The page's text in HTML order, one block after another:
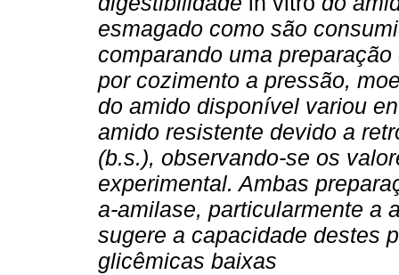
esmagado como são
comparando uma
por cozimento a pressão,
do amido disponível variou
amido resistente devido a
(b.s.), observando-se os
experimental. Ambas
a-amilase, particularmente a
sugere a capacidade destes
glicêmicas baixas